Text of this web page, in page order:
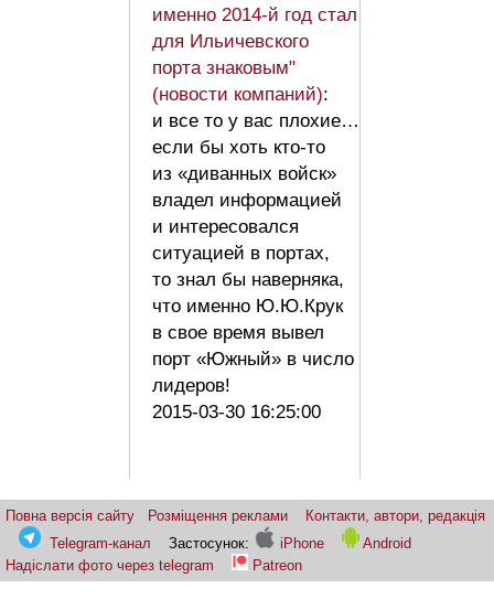
именно 2014-й год стал
для Ильичевского
порта знаковым"
(новости компаний):
и все то у вас плохие…
если бы хоть кто-то
из «диванных войск»
владел информацией
и интересовался
ситуацией в портах,
то знал бы наверняка,
что именно Ю.Ю.Крук
в свое время вывел
порт «Южный» в число
лидеров!
2015-03-30 16:25:00
Повна версія сайту Розміщення реклами
Контакти, автори, редакція
Telegram-канал
Застосунок: iPhone
Android
Надіслати фото через telegram
Patreon